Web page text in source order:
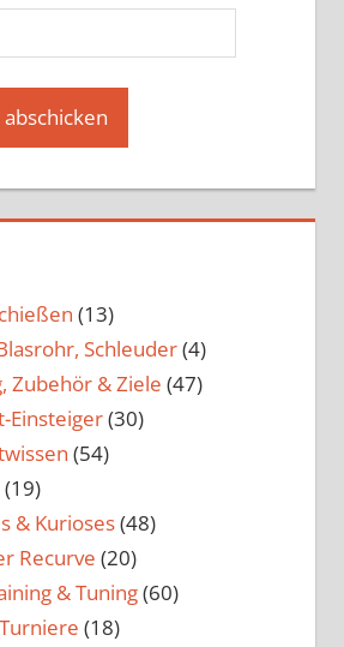
(13)
Schleuder(4)
Zubehör & Ziele (47)
Einsteiger(30)
(54)
(19)
& Kurioses(48)
Recurve (20)
& Tuning(60)
(18)